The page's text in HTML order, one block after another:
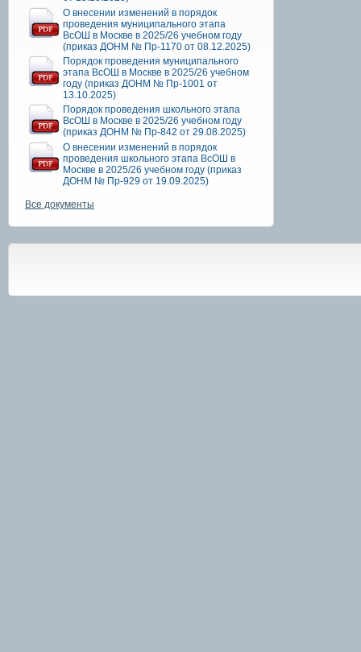
О внесении изменений в порядок
проведения муниципального этапа
ВсОШ в Москве в 2025/26 учебном году
(приказ ДОНМ № Пр-1170 от 08.12.2025)
Порядок проведения муниципального
этапа ВсОШ в Москве в 2025/26 учебном
году (приказ ДОНМ № Пр-1001 от
13.10.2025)
Порядок проведения школьного этапа
ВсОШ в Москве в 2025/26 учебном году
(приказ ДОНМ № Пр-842 от 29.08.2025)
О внесении изменений в порядок
проведения школьного этапа ВсОШ в
Москве в 2025/26 учебном году (приказ
ДОНМ № Пр-929 от 19.09.2025)
Все документы